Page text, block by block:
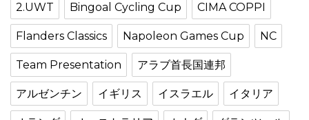
2.UWT Bingoal Cycling Cup CIMA COPPI
Flanders Classics Napoleon Games Cup NC
Team Presentation アラブ首長国連邦
アルゼンチン イギリス イスラエル イタリア